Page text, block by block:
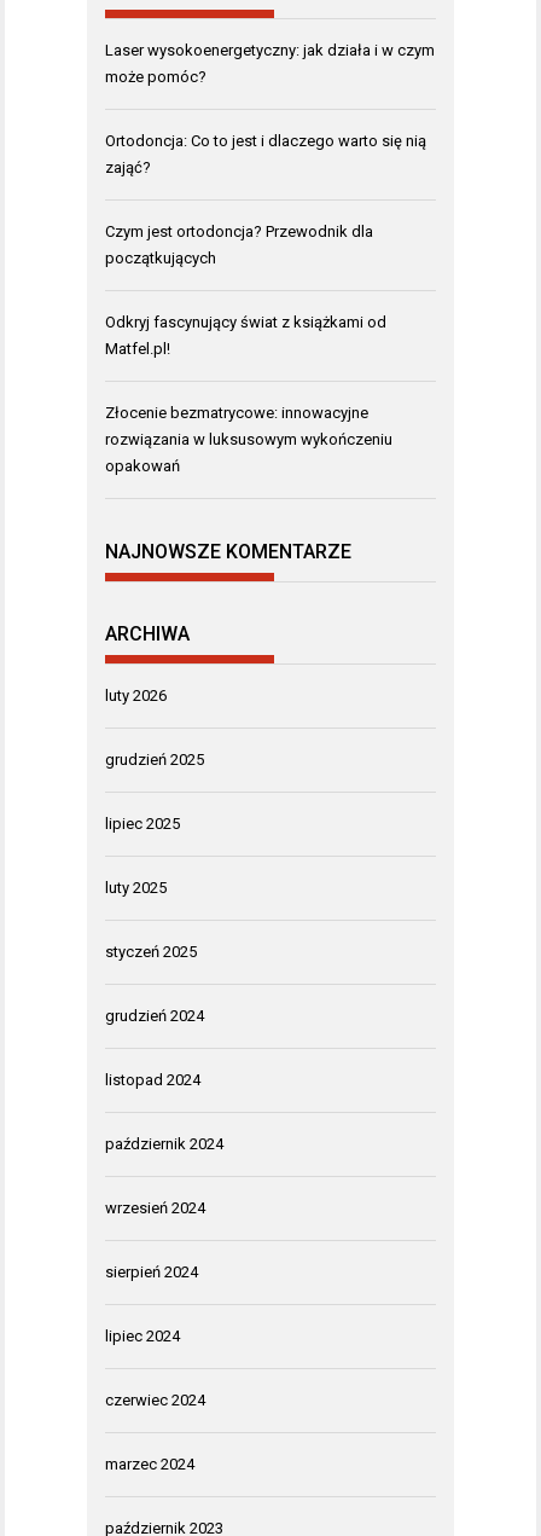
Laser wysokoenergetyczny: jak działa i w czym
może pomóc?
Ortodoncja: Co to jest i dlaczego warto się nią
zająć?
Czym jest ortodoncja? Przewodnik dla
początkujących
Odkryj fascynujący świat z książkami od
Matfel.pl!
Złocenie bezmatrycowe: innowacyjne
rozwiązania w luksusowym wykończeniu
opakowań
NAJNOWSZE KOMENTARZE
ARCHIWA
luty 2026
grudzień 2025
lipiec 2025
luty 2025
styczeń 2025
grudzień 2024
listopad 2024
październik 2024
wrzesień 2024
sierpień 2024
lipiec 2024
czerwiec 2024
marzec 2024
październik 2023